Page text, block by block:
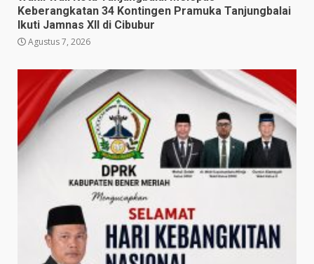
Keberangkatan 34 Kontingen Pramuka Tanjungbalai
Ikuti Jamnas XII di Cibubur
Agustus 7, 2026